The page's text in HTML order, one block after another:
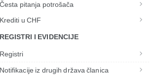
Česta pitanja potrošača
Krediti u CHF
REGISTRI I EVIDENCIJE
Registri
Notifikacije iz drugih država članica